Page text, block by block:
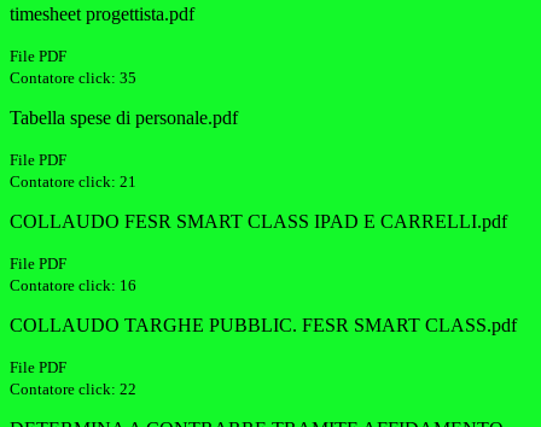
timesheet progettista.pdf
File PDF
Contatore click: 35
Tabella spese di personale.pdf
File PDF
Contatore click: 21
COLLAUDO FESR SMART CLASS IPAD E CARRELLI.pdf
File PDF
Contatore click: 16
COLLAUDO TARGHE PUBBLIC. FESR SMART CLASS.pdf
File PDF
Contatore click: 22